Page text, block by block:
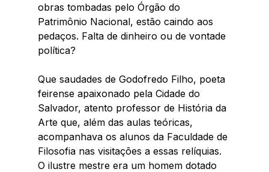
obras tombadas pelo Órgão do
Patrimônio Nacional, estão caindo aos
pedaços. Falta de dinheiro ou de vontade
política?
Que saudades de Godofredo Filho, poeta
feirense apaixonado pela Cidade do
Salvador, atento professor de História da
Arte que, além das aulas teóricas,
acompanhava os alunos da Faculdade de
Filosofia nas visitações a essas relíquias.
O ilustre mestre era um homem dotado